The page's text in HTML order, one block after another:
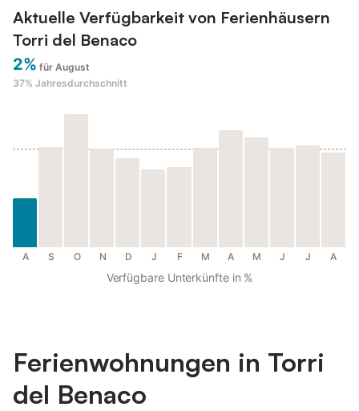
Aktuelle Verfügbarkeit von Ferienhäusern
Torri del Benaco
2% für August
37% Jahresdurchschnitt
A S O N D J F M A M J J A
Verfügbare Unterkünfte in %
Ferienwohnungen in Torri
del Benaco